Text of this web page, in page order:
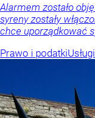
Alarmem zostało
syreny zostały
chce uporządkować
Prawo i podatkiUsługi